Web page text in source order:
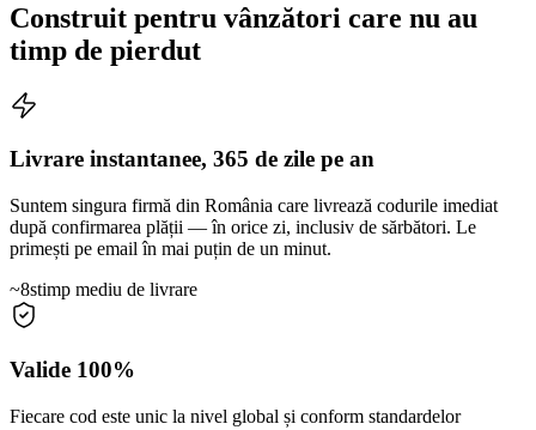
Construit pentru vânzători care nu au
timp de pierdut
Livrare instantanee, 365 de zile pe an
Suntem singura firmă din România care livrează codurile imediat
după confirmarea plății — în orice zi, inclusiv de sărbători. Le
primești pe email în mai puțin de un minut.
~8stimp mediu de livrare
Valide 100%
Fiecare cod este unic la nivel global și conform standardelor